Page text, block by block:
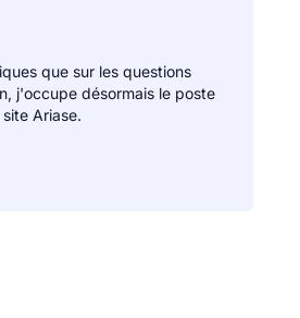
que sur les questions
j'occupe désormais le poste
Ariase.